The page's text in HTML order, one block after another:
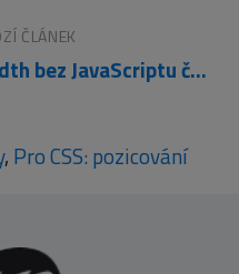
ČLÁNEK
Min-width bez JavaScriptu či Expressions i pro MSIE
, Pro CSS: pozicování